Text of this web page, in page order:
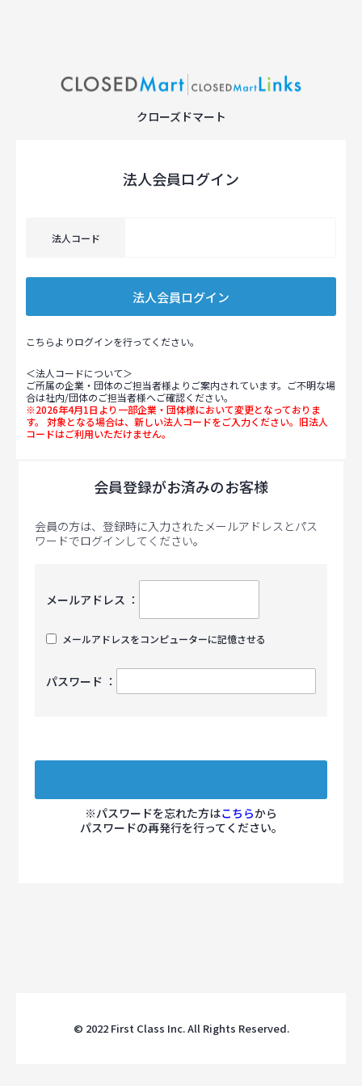
クローズドマート
法人会員ログイン
法人コード
こちらよりログインを行ってください。
＜法人コードについて＞
ご所属の企業・団体のご担当者様よりご案内されています。ご不明な場
合は社内/団体のご担当者様へご確認ください。
※2026年4月1日より一部企業・団体様において変更となっておりま
す。 対象となる場合は、新しい法人コードをご入力ください。旧法人
コードはご利用いただけません。
会員登録がお済みのお客様
会員の方は、登録時に入力されたメールアドレスとパス
ワードでログインしてください。
メールアドレス ：
メールアドレスをコンピューターに記憶させる
パスワード ：
※パスワードを忘れた方はこちらから
パスワードの再発行を行ってください。
© 2022 First Class Inc. All Rights Reserved.